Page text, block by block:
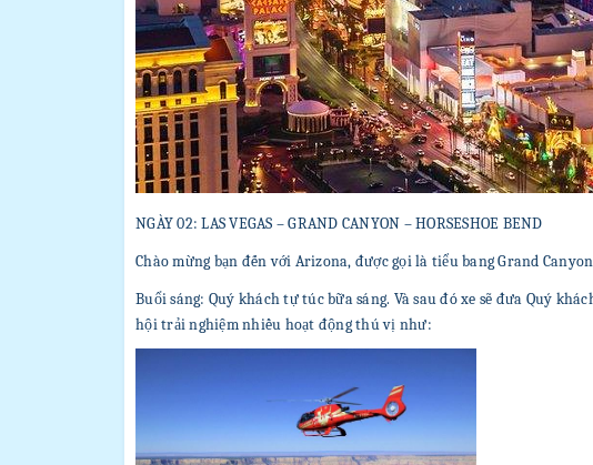
NGÀY 02: LAS VEGAS – GRAND CANYON – HORSESHOE BEND
Chào mừng bạn đến với Arizona, được gọi là tiểu bang Grand
Buổi sáng: Quý khách tự túc bữa sáng. Và sau đó xe sẽ đưa Quý
hội trải nghiệm nhiều hoạt động thú vị như: